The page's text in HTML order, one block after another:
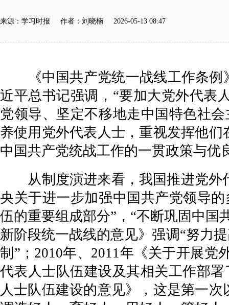
来源：学习时报 作者：刘晓楠 2026-05-13 08:47
《中国共产党统一战线工作条例
近平总书记强调，“要加大党外代表
党领导、坚定不移地走中国特色社
养使用党外代表人士，重视发挥他
中国共产党统战工作的一贯政策与优
从制度演进来看，我国推进党外
央关于进一步加强中国共产党领导
伍的重要组成部分”，“不断巩固中国
新阶段统一战线的意见》强调“努力
制”；2010年、2011年《关于开展
代表人士队伍建设及其相关工作部
人士队伍建设的意见》，这是第一